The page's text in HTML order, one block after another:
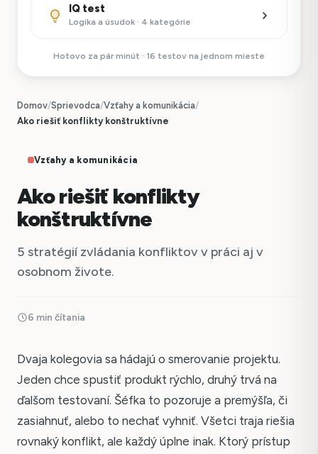
IQ test
Logika a úsudok · 4 kategórie
Hotovo za pár minút · 16 testov na jednom mieste
Domov/Sprievodca/Vzťahy a komunikácia/
Ako riešiť konflikty konštruktívne
Vzťahy a komunikácia
Ako riešiť konflikty
konštruktívne
5 stratégií zvládania konfliktov v práci aj v
osobnom živote.
6 min čítania
Dvaja kolegovia sa hádajú o smerovanie projektu.
Jeden chce spustiť produkt rýchlo, druhý trvá na
ďalšom testovaní. Šéfka to pozoruje a premýšľa, či
zasiahnuť, alebo to nechať vyhniť. Všetci traja riešia
rovnaký konflikt, ale každý úplne inak. Ktorý prístup